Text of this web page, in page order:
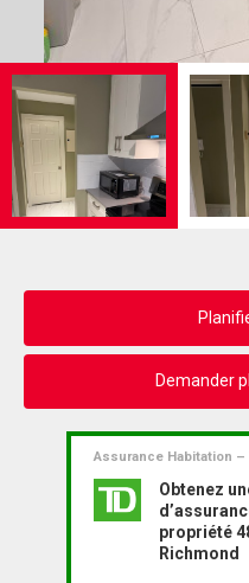
Demander
Assurance Habitation –
Obtenez
propriété
Richmond